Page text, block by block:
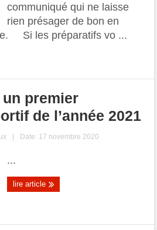
communiqué qui ne laisse
rien présager de bon en
Si les préparatifs vo ...
un premier
de l’année 2021
| Date: 17 novembre 2020
...
lire article